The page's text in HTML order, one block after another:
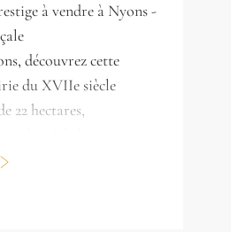
à vendre à Nyons -
découvrez cette
du XVIIe siècle
22 hectares,
de chênes et